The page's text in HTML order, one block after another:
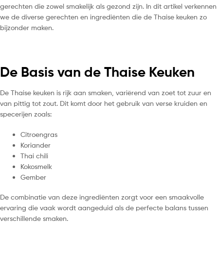
gerechten die zowel smakelijk als gezond zijn. In dit artikel verkennen
we de diverse gerechten en ingrediënten die de Thaise keuken zo
bijzonder maken.
De Basis van de Thaise Keuken
De Thaise keuken is rijk aan smaken, variërend van zoet tot zuur en
van pittig tot zout. Dit komt door het gebruik van verse kruiden en
specerijen zoals:
Citroengras
Koriander
Thai chili
Kokosmelk
Gember
De combinatie van deze ingrediënten zorgt voor een smaakvolle
ervaring die vaak wordt aangeduid als de perfecte balans tussen
verschillende smaken.